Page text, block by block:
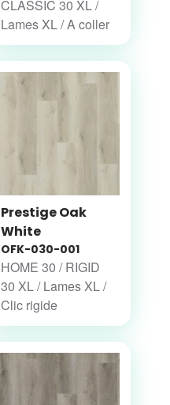
CLASSIC 30 XL /
Lames XL / A coller
Prestige Oak
White
OFK-030-001
HOME 30 / RIGID
30 XL / Lames XL /
Clic rigide